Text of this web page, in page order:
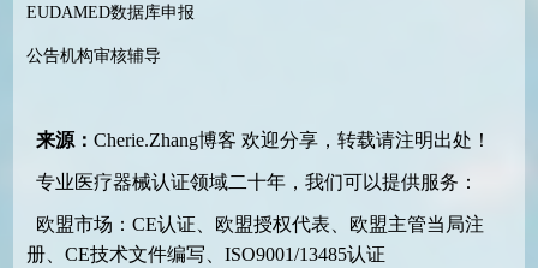
EUDAMED数据库申报
公告机构审核辅导
来源： Cherie.Zhang博客 欢迎分享，转载请注明出处！
专业医疗器械认证领域二十年，我们可以提供服务：
欧盟市场：CE认证、欧盟授权代表、欧盟主管当局注
册、CE技术文件编写、ISO9001/13485认证